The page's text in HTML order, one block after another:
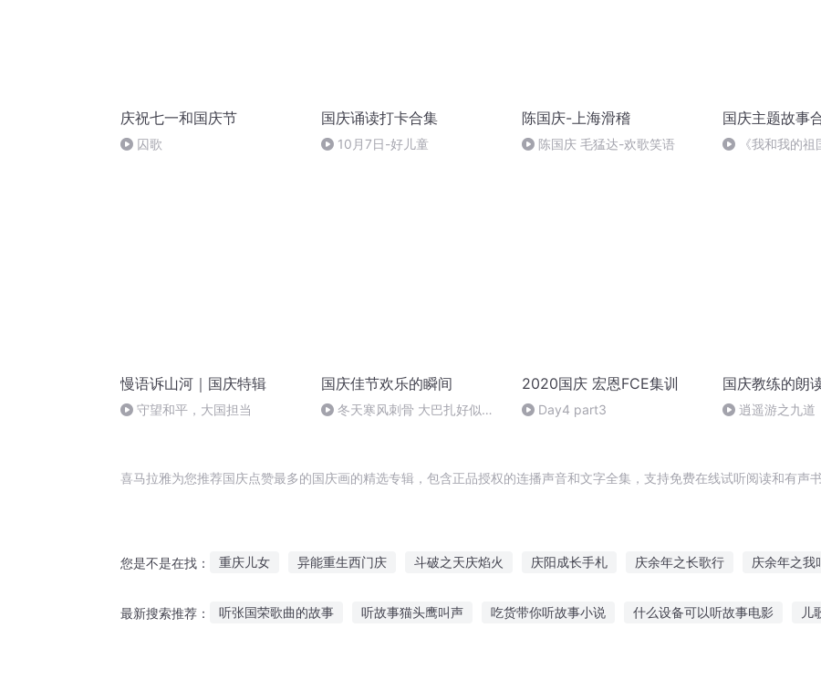
庆祝七一和国庆节
囚歌
国庆诵读打卡合集
10月7日-好儿童
陈国庆-上海滑稽
陈国庆 毛猛达-欢歌笑语
国庆主题故事
《我和我的祖
慢语诉山河｜国庆特辑
守望和平，大国担当
国庆佳节欢乐的瞬间
冬天寒风刺骨 大巴扎好似温
2020国庆 宏恩FCE集训
Day4 part3
国庆教练的朗
逍遥游之九道
喜马拉雅为您推荐国庆点赞最多的国庆画的精选专辑，包含正品授权的连播声音和文字全集，支持免费在线试听阅读和有声
您是不是在找： 重庆儿女 异能重生西门庆 斗破之天庆焰火 庆阳成长手札 庆余年之长歌行 庆余年之我
最新搜索推荐： 听张国荣歌曲的故事 听故事猫头鹰叫声 吃货带你听故事小说 什么设备可以听故事电影 儿